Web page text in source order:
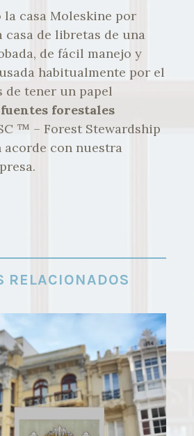
la casa Moleskine por
de libretas de una
de fácil manejo y
habitualmente por el
de tener un papel
fuentes forestales
™ – Forest Stewardship
con nuestra
RELACIONADOS